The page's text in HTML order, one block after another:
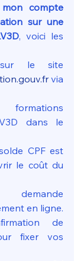
compte
sur une
, voici les
via
formations
dans le
CPF est
le coût du
en ligne.
de
fixer vos